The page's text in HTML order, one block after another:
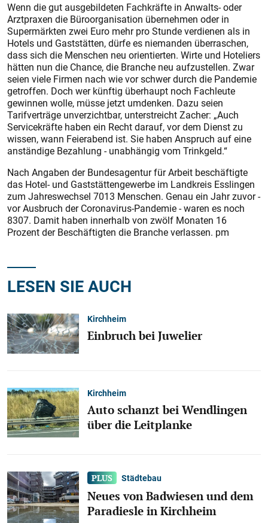
Wenn die gut ausgebildeten Fachkräfte in Anwalts- oder
Arztpraxen die Büroorganisation übernehmen oder in
Supermärkten zwei Euro mehr pro Stunde verdienen als in
Hotels und Gaststätten, dürfe es niemanden überraschen,
dass sich die Menschen neu orientierten. Wirte und Hoteliers
hätten nun die Chance, die Branche neu aufzustellen. Zwar
seien viele Firmen nach wie vor schwer durch die Pandemie
getroffen. Doch wer künftig überhaupt noch Fachleute
gewinnen wolle, müsse jetzt umdenken. Dazu seien
Tarifverträge unverzichtbar, unterstreicht Zacher: „Auch
Servicekräfte haben ein Recht darauf, vor dem Dienst zu
wissen, wann Feierabend ist. Sie haben Anspruch auf eine
anständige Bezahlung - unabhängig vom Trinkgeld.“
Nach Angaben der Bundesagentur für Arbeit beschäftigte
das Hotel- und Gaststättengewerbe im Landkreis Esslingen
zum Jahreswechsel 7013 Menschen. Genau ein Jahr zuvor -
vor Ausbruch der Coronavirus-Pandemie - waren es noch
8307. Damit haben innerhalb von zwölf Monaten 16
Prozent der Beschäftigten die Branche verlassen. pm
LESEN SIE AUCH
Kirchheim
Einbruch bei Juwelier
Kirchheim
Auto schanzt bei Wendlingen
über die Leitplanke
Städtebau
Neues von Badwiesen und dem
Paradiesle in Kirchheim